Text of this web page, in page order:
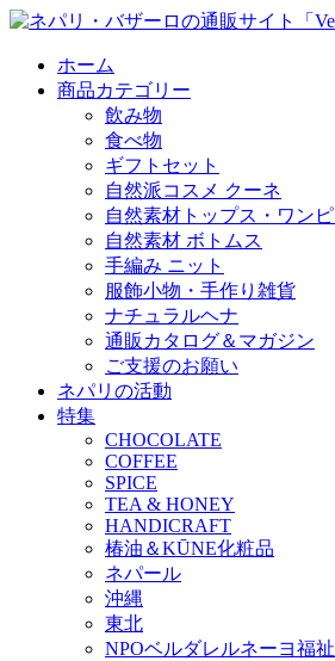
ホーム
商品カテゴリー
飲み物
食べ物
ギフトセット
自然派コスメ クーネ
自然素材トップス・ワン
自然素材 ボトムス
手編み ニット
服飾小物・手作り雑貨
ナチュラルヘナ
通販カタログ＆マガジン
ご支援のお願い
ネパリの活動
特集
CHOCOLATE
COFFEE
SPICE
TEA & HONEY
HANDICRAFT
椿油＆KŪNE化粧品
ネパール
沖縄
東北
NPOベルダレルネーヨ福